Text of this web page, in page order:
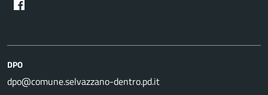
DPO
dpo@comune.selvazzano-dentro.pd.it